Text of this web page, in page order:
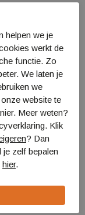
63,99
helpen we je
werkt de
functie. Zo
We laten je
we
website te
Meer weten?
Klik
? Dan
zelf bepalen
hier.